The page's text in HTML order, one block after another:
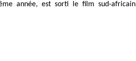
année, est sorti le film sud-africain